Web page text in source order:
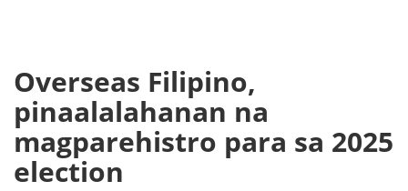
Overseas Filipino,
pinaalalahanan na
magparehistro para sa 2025
election